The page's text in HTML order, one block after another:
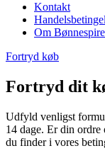
Kontakt
Om
Fortryd køb
Fortryd dit
Udfyld venligst
14 dage. Er din ordre
du finder i vores